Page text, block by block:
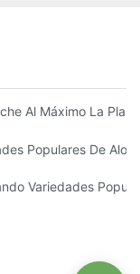
| Plantas
Al Máximo La
Con Éxito
Populares De
De Cultivo
Variedades